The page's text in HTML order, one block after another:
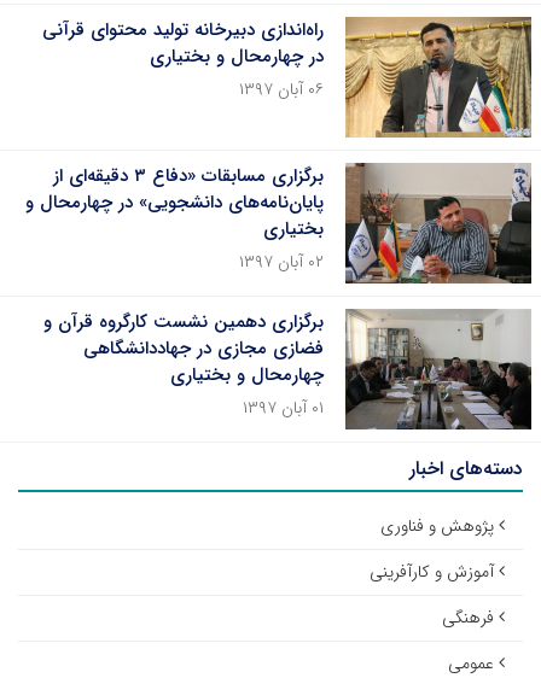
راه‌اندازی دبیرخانه تولید محتوای قرآنی
در چهارمحال و بختیاری
۰۶ آبان ۱۳۹۷
برگزاری مسابقات «دفاع ۳ دقیقه‌ای از
پایان‌نامه‌های دانشجویی» در چهارمحال و
بختیاری
۰۲ آبان ۱۳۹۷
برگزاری دهمین نشست کارگروه قرآن و
فضازی مجازی در جهاددانشگاهی
چهارمحال و بختیاری
۰۱ آبان ۱۳۹۷
دسته‌های اخبار
پژوهش و فناوری
آموزش و کارآفرینی
فرهنگی
عمومی